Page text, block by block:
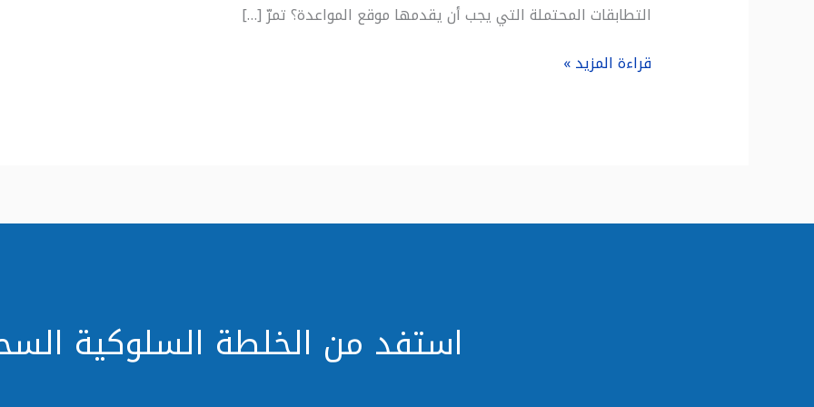
التطابقات المحتملة التي يجب أن يقدمها موقع المواعدة؟ تمرّ […]
قراءة المزيد »
استفد من الخلطة السلوكية